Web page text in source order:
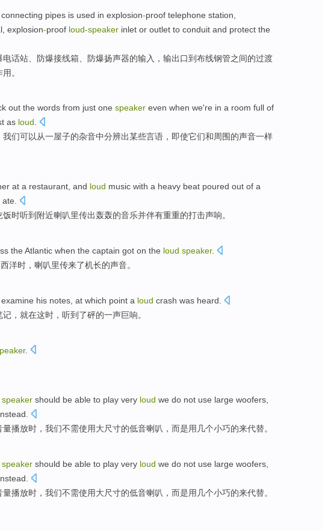
connecting pipes is used in explosion-proof telephone station
explosion-proof loud-speaker inlet or outlet to conduit and protect the
电话站 、防爆接线箱、防爆扬声器的输入，输出口到布线钢管之间的过渡
。
out the words from just one speaker even when we're in a room full of
as loud.
我们可以从一屋子的杂音中分辨出某些言语 ， 即使它们和周围的声音一样
at a restaurant , and loud music with a heavy beat poured out of a
ate
饭时听到 附近喇叭里传出轰轰的音乐并伴有重重的打击声响。
the Atlantic when the captain got on the loud speaker.
洋时 ，喇叭里传来了机长的声音。
examine his notes at which point a loud crash was heard
记 ， 就在这时 ，听到 了砰的一声巨响。
.
speaker should be able to play very loud we do not use large woofers,
.
量播放时，我们不需使用大尺寸的低音喇叭， 而是用 几个小巧的来代替。
speaker should be able to play very loud we do not use large woofers
量播放时，我们不需使用大尺寸的低音喇叭， 而是用 几个小巧的来代替。